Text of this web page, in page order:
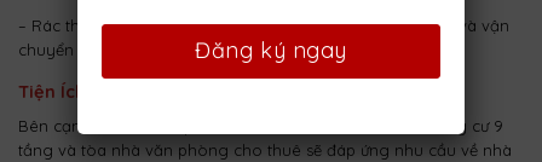
– Rác thải và vệ sinh môi trường: thu gom rác hàng ngày và vận
chuyển tới khu xử lý chất thải tập trung Tóc Tiên để xử lý.
Tiện Ích
Bên cạnh 72 căn nhà phố liền kề, 36 căn biệt thự, hai chung cư 9
tầng và tòa nhà văn phòng cho thuê sẽ đáp ứng nhu cầu về nhà